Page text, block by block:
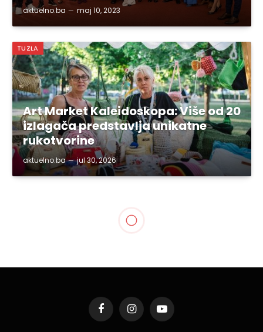
aktuelno.ba maj 10, 2023
TUZLA
Art Market Kaleidoskopa: Više od 20
izlagača predstavlja unikatne
rukotvorine
aktuelno.ba jul 30, 2026
FacebookInstagramYouTube